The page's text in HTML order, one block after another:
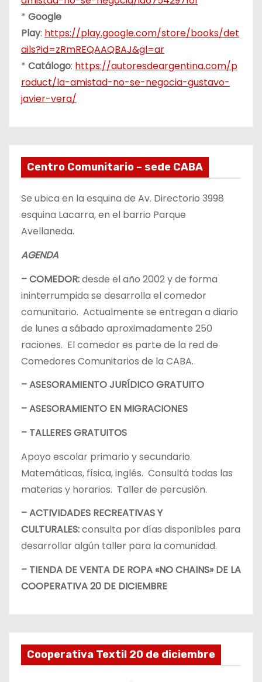
* Google
Play: https://play.google.com/store/books/det
ails?id=zRmREQAAQBAJ&gl=ar
* Catálogo: https://autoresdeargentina.com/p
roduct/la-amistad-no-se-negocia-gustavo-
javier-vera/
Centro Comunitario – sede CABA
Se ubica en la esquina de Av. Directorio 3998
esquina Lacarra, en el barrio Parque
Avellaneda.
AGENDA
– COMEDOR:desde el año 2002 y de forma
ininterrumpida se desarrolla el comedor
comunitario. Actualmente se entregan a diario
de lunes a sábado aproximadamente 250
raciones. El comedor es parte de la red de
Comedores Comunitarios de la CABA.
– ASESORAMIENTO JURÍDICO GRATUITO
– ASESORAMIENTO EN MIGRACIONES
– TALLERES GRATUITOS
Apoyo escolar primario y secundario.
Matemáticas, física, inglés. Consultá todas las
materias y horarios. Taller de percusión.
– ACTIVIDADES RECREATIVAS Y
CULTURALES:consulta por días disponibles para
desarrollar algún taller para la comunidad.
– TIENDA DE VENTA DE ROPA «NO CHAINS» DE LA
COOPERATIVA 20 DE DICIEMBRE
Cooperativa Textil 20 de diciembre